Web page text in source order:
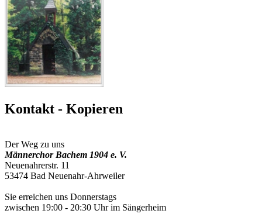
Kontakt - Kopieren
Der Weg zu uns
Männerchor Bachem 1904 e. V.
Neuenahrerstr. 11
53474 Bad Neuenahr-Ahrweiler
Sie erreichen uns Donnerstags
zwischen 19:00 - 20:30 Uhr im Sängerheim